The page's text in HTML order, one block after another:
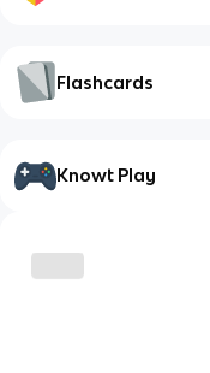
Flashcards
Knowt Play